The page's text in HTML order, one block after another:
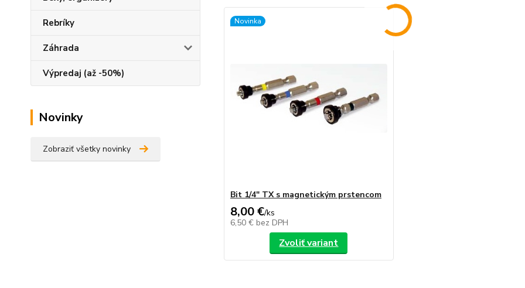
Rebríky
Záhrada
Výpredaj (až -50%)
Novinky
Zobraziť všetky novinky
Novinka
Bit 1/4" TX s magnetickým prstencom
8,00 €/ks
6,50 € bez DPH
Zvoliť variant